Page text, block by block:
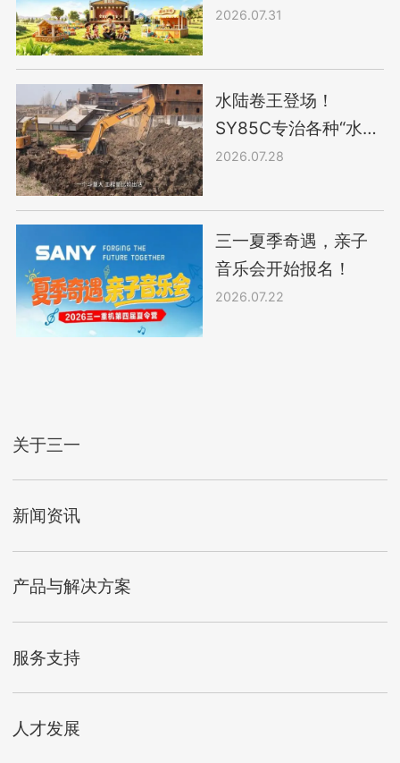
太“会”了！
2026.07.31
水陆卷王登场！
SY85C专治各种“水土
不服”!
2026.07.28
三一夏季奇遇，亲子
音乐会开始报名！
2026.07.22
关于三一
新闻资讯
产品与解决方案
服务支持
人才发展